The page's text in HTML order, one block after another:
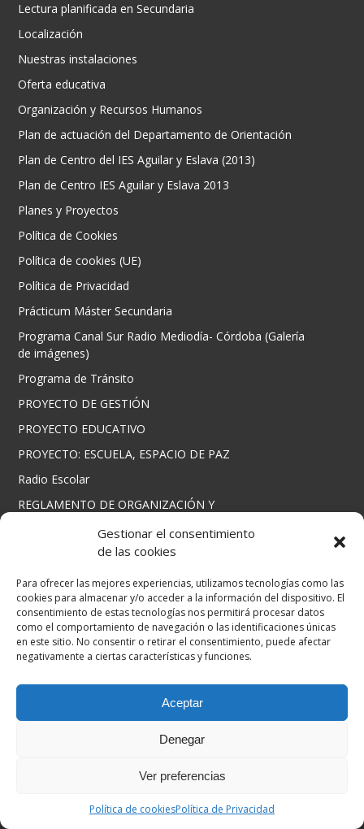
Gestionar el consentimiento
de las cookies
Para ofrecer las mejores experiencias, utilizamos tecnologías como las
cookies para almacenar y/o acceder a la información del dispositivo. El
consentimiento de estas tecnologías nos permitirá procesar datos
como el comportamiento de navegación o las identificaciones únicas
en este sitio. No consentir o retirar el consentimiento, puede afectar
negativamente a ciertas características y funciones.
Aceptar
Denegar
Ver preferencias
Política de cookiesPolítica de Privacidad
Lectura planificada en Secundaria
Localización
Nuestras instalaciones
Oferta educativa
Organización y Recursos Humanos
Plan de actuación del Departamento de Orientación
Plan de Centro del IES Aguilar y Eslava (2013)
Plan de Centro IES Aguilar y Eslava 2013
Planes y Proyectos
Política de Cookies
Política de cookies (UE)
Política de Privacidad
Prácticum Máster Secundaria
Programa Canal Sur Radio Mediodía- Córdoba (Galería
de imágenes)
Programa de Tránsito
PROYECTO DE GESTIÓN
PROYECTO EDUCATIVO
PROYECTO: ESCUELA, ESPACIO DE PAZ
Radio Escolar
REGLAMENTO DE ORGANIZACIÓN Y
Sobre nosotros
Fundación Aguilar y Eslava
Organización y Recursos Humanos